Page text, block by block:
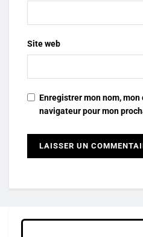
Site web
Enregistrer mon nom,
navigateur pour mon